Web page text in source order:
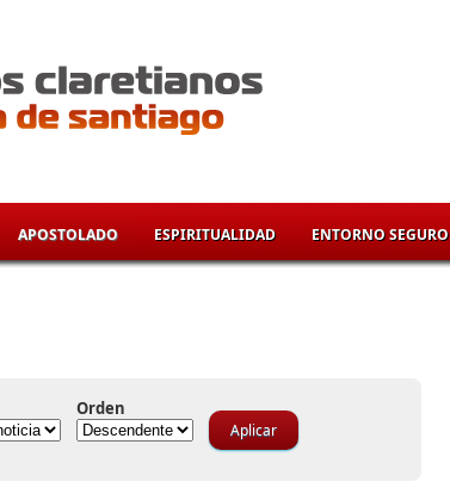
APOSTOLADO ESPIRITUALIDAD ENTORNO SEGURO
Orden